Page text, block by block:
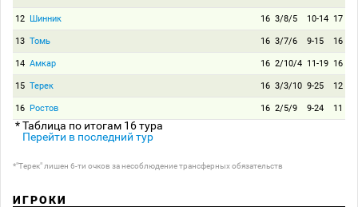
12 Шинник 16 3/8/5 10-14 17
13 Томь 16 3/7/6 9-15 16
14 Амкар 16 2/10/4 11-19 16
15 Терек 16 3/3/10 9-25 12
16 Ростов 16 2/5/9 9-24 11
* Таблица по итогам 16 тура
Перейти в последний тур
*"Терек" лишен 6-ти очков за несоблюдение трансферных обязательств
ИГРОКИ